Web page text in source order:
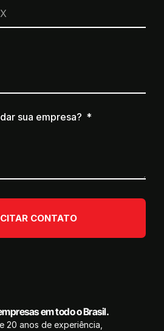
sua empresa?
CONTATO
em todo o Brasil.
20 anos de experiência,